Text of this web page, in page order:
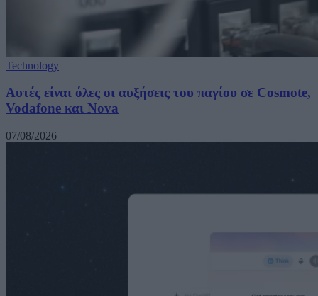
Technology
Αυτές είναι όλες οι αυξήσεις του παγίου σε Cosmote,
Vodafone και Nova
07/08/2026